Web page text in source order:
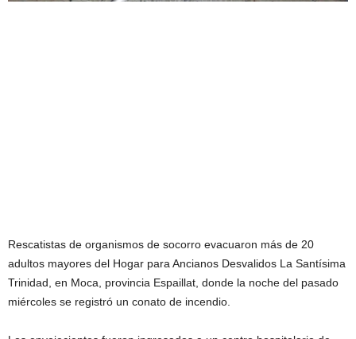
Rescatistas de organismos de socorro evacuaron más de 20
adultos mayores del Hogar para Ancianos Desvalidos La Santísima
Trinidad, en Moca, provincia Espaillat, donde la noche del pasado
miércoles se registró un conato de incendio.